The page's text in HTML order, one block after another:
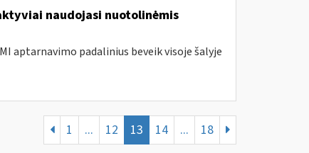
naudojasi nuotolinėmis
aptarnavimo padalinius beveik visoje šalyje
1 ... 12 13 14 ... 18